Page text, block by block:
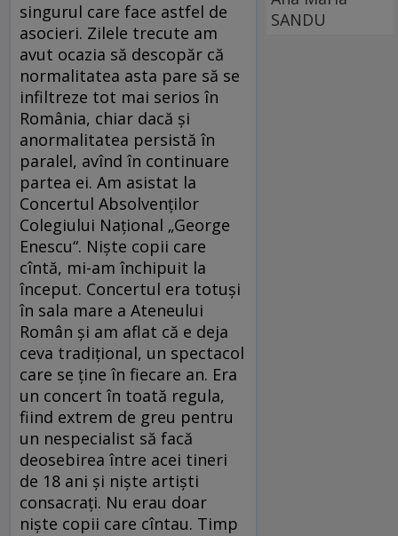
singurul care face astfel de
asocieri. Zilele trecute am
avut ocazia să descopăr că
normalitatea asta pare să se
infiltreze tot mai serios în
România, chiar dacă și
anormalitatea persistă în
paralel, avînd în continuare
partea ei. Am asistat la
Concertul Absolvenților
Colegiului Național „George
Enescu“. Niște copii care
cîntă, mi-am închipuit la
început. Concertul era totuși
în sala mare a Ateneului
Român și am aflat că e deja
ceva tradițional, un spectacol
care se ține în fiecare an. Era
un concert în toată regula,
fiind extrem de greu pentru
un nespecialist să facă
deosebirea între acei tineri
de 18 ani și niște artiști
consacrați. Nu erau doar
niște copii care cîntau. Timp
SANDU